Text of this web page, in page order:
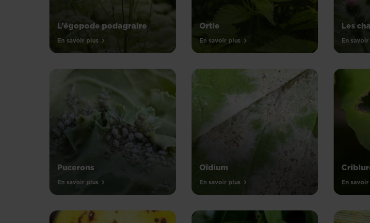
L’égopode podagraire
En savoir plus
Ortie
En savoir plus
Les
En
Pucerons
En savoir plus
Oïdium
En savoir plus En